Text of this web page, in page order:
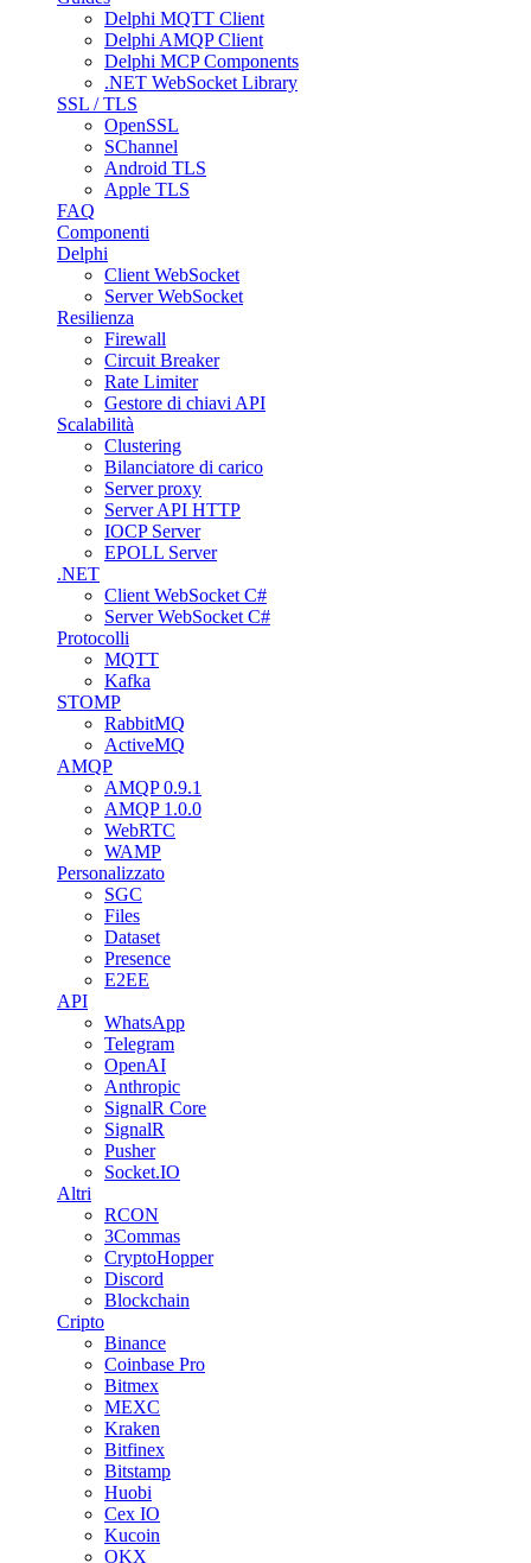
Delphi MQTT Client
Delphi AMQP Client
Delphi MCP Components
.NET WebSocket Library
SSL / TLS
OpenSSL
SChannel
Android TLS
Apple TLS
FAQ
Componenti
Delphi
Client WebSocket
Server WebSocket
Resilienza
Firewall
Circuit Breaker
Rate Limiter
Gestore di chiavi API
Scalabilità
Clustering
Bilanciatore di carico
Server proxy
Server API HTTP
IOCP Server
EPOLL Server
.NET
Client WebSocket C#
Server WebSocket C#
Protocolli
MQTT
Kafka
STOMP
RabbitMQ
ActiveMQ
AMQP
AMQP 0.9.1
AMQP 1.0.0
WebRTC
WAMP
Personalizzato
SGC
Files
Dataset
Presence
E2EE
API
WhatsApp
Telegram
OpenAI
Anthropic
SignalR Core
SignalR
Pusher
Socket.IO
Altri
RCON
3Commas
CryptoHopper
Discord
Blockchain
Cripto
Binance
Coinbase Pro
Bitmex
MEXC
Kraken
Bitfinex
Bitstamp
Huobi
Cex IO
Kucoin
OKX